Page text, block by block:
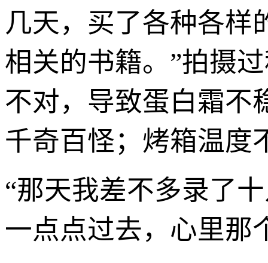
几天，买了各种各样
相关的书籍。”拍摄
不对，导致蛋白霜不
千奇百怪；烤箱温度
“那天我差不多录了
一点点过去，心里那